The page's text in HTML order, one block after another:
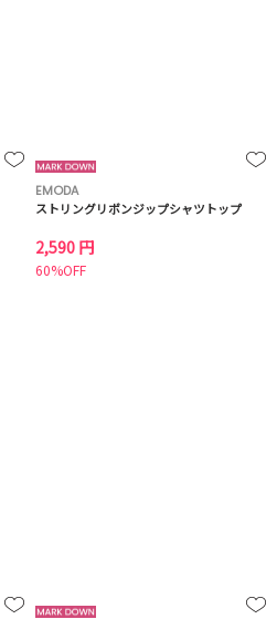
EMODA
ストリングリボンジップシャツトップ
2,590 円
60%OFF